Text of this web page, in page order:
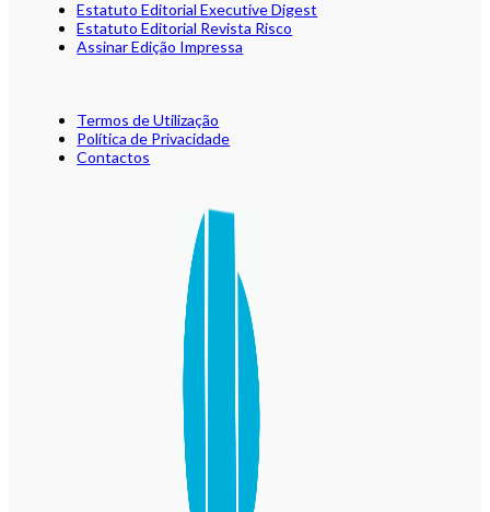
Estatuto Editorial Executive Digest
Estatuto Editorial Revista Risco
Assinar Edição Impressa
Termos de Utilização
Política de Privacidade
Contactos